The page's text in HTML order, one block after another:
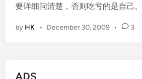
要详细问清楚，否则吃亏的是自己。
by HK • December 30, 2009 • 3
ADS